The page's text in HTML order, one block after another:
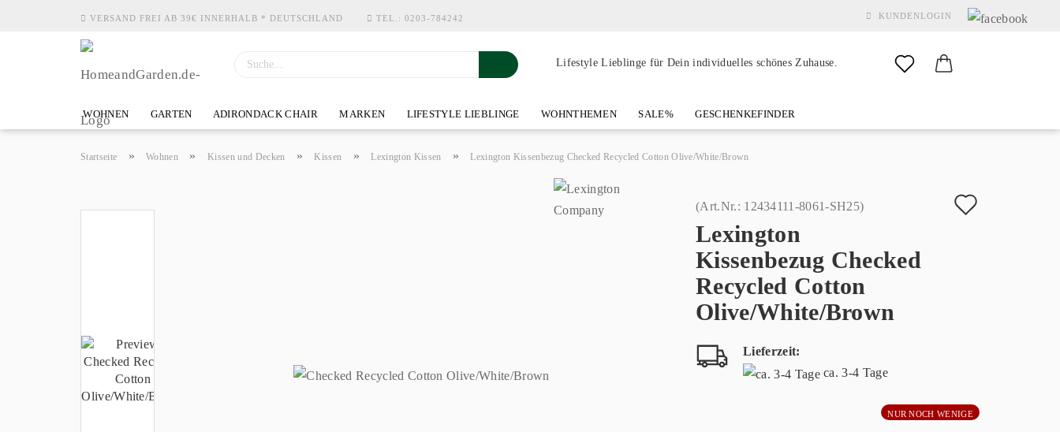
KUNDENLOGIN
Konto erstellen
Passwort vergessen?
VERSAND FREI AB 39€ INNERHALB * DEUTSCHLAND TEL.: 0203-784242
Lifestyle Lieblinge für Dein individuelles schönes Zuhause.
WOHNEN GARTEN ADIRONDACK CHAIR MARKEN LIFESTYLE LIEBLINGE WOHNTHEMEN SALE% GESCHENKEFINDER
Startseite » Wohnen » Kissen und Decken » Kissen » Lexington Kissen » Lexington Kissenbezug Checked Recycled Cotton Olive/White/Brown
(Art.Nr.: 12434111-8061-SH25)
Lexington
Kissenbezug Checked
Recycled Cotton
Olive/White/Brown
Lieferzeit:
ca. 3-4 Tage
NUR NOCH WENIGE